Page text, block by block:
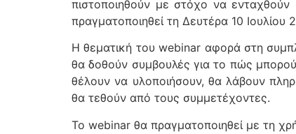
πιστοποιηθούν με στόχο να
πραγματοποιηθεί τη Δευτέρα 10 Ιουλίου
Η θεματική του webinar αφορά στη
θα δοθούν συμβουλές για το πώς
θέλουν να υλοποιήσουν, θα λάβουν
θα τεθούν από τους συμμετέχοντες.
Το webinar θα πραγματοποιηθεί με τη